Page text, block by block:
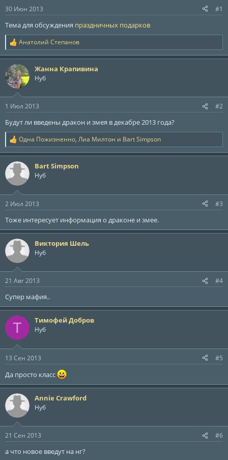
30 Июн 2013 #1
Тема для обсуждения праздничных подарков
Р
е
а
к
ц
и
Анатолий Степанов
Жанна Крапивина
Нуб
1 Июл 2013 #2
Будут ли введены дракон и змея в декабре 2013 года?
Р
е
а
к
ц
и
Одна Пожизненно, Лиа Милтон и Bart Simpson
Bart Simpson
Нуб
2 Июл 2013 #3
Тоже интересует информация о драконе и змее.
Виктория Шель
Нуб
21 Авг 2013 #4
Супер мафия..
Т Тимофей Добров
Нуб
13 Сен 2013 #5
Да просто класс
Annie Crawford
Нуб
21 Сен 2013 #6
а что новое введут на нг?